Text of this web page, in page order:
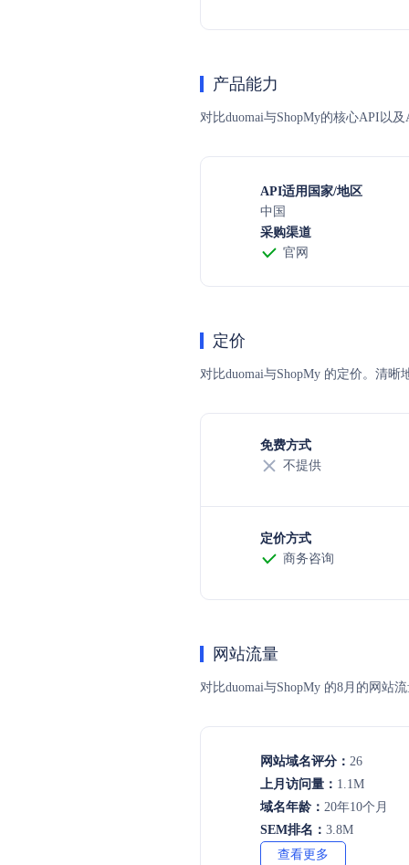
产品能力
对比duomai与ShopMy的核心API以
API适用国家/地区
中国
采购渠道
官网
定价
对比duomai与ShopMy 的定价。清
免费方式
不提供
定价方式
商务咨询
网站流量
对比duomai与ShopMy 的8月的网站
网站域名评分： 26
上月访问量： 1.1M
域名年龄： 20年10个月
SEM排名： 3.8M
查看更多